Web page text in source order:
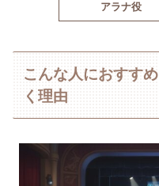
アラナ役
こんな人におすす
く理由